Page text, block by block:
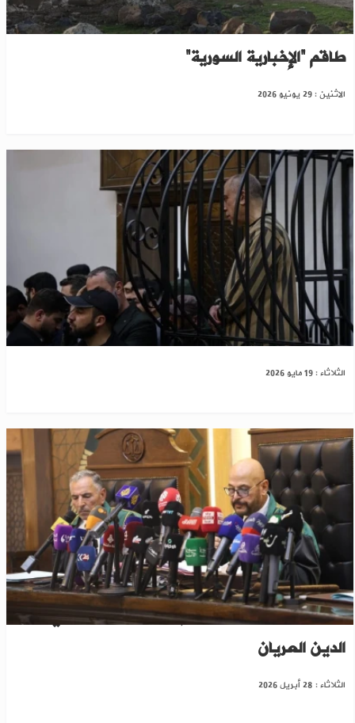
اتحاد الصحفيين السوريين يدين استهداف الاحتلال
طاقم “الإخبارية السورية”
الاثنين : 29 يونيو 2026
دمشق: جلسة جديدة لمحاكمة عاطف نجيب ‌‏ ‏
الثلاثاء : 19 مايو 2026
ترأس محاكمة رموز النظام..تعرف على القاضي فخر
الدين العريان
الثلاثاء : 28 أبريل 2026